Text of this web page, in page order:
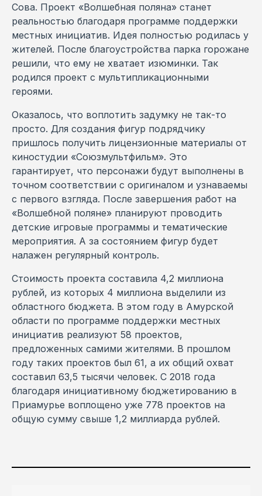
Сова. Проект «Волшебная поляна» станет
реальностью благодаря программе поддержки
местных инициатив. Идея полностью родилась у
жителей. После благоустройства парка горожане
решили, что ему не хватает изюминки. Так
родился проект с мультипликационными
героями.
Оказалось, что воплотить задумку не так-то
просто. Для создания фигур подрядчику
пришлось получить лицензионные материалы от
киностудии «Союзмультфильм». Это
гарантирует, что персонажи будут выполнены в
точном соответствии с оригиналом и узнаваемы
с первого взгляда. После завершения работ на
«Волшебной поляне» планируют проводить
детские игровые программы и тематические
мероприятия. А за состоянием фигур будет
налажен регулярный контроль.
Стоимость проекта составила 4,2 миллиона
рублей, из которых 4 миллиона выделили из
областного бюджета. В этом году в Амурской
области по программе поддержки местных
инициатив реализуют 58 проектов,
предложенных самими жителями. В прошлом
году таких проектов был 61, а их общий охват
составил 63,5 тысячи человек. С 2018 года
благодаря инициативному бюджетированию в
Приамурье воплощено уже 778 проектов на
общую сумму свыше 1,2 миллиарда рублей.